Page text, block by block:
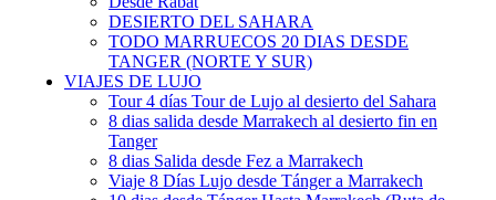
DESIERTO DEL SAHARA
TODO MARRUECOS 20 DIAS DESDE
TANGER (NORTE Y SUR)
VIAJES DE LUJO
Tour 4 días Tour de Lujo al desierto del Sahara
8 dias salida desde Marrakech al desierto fin en
Tanger
8 dias Salida desde Fez a Marrakech
Viaje 8 Días Lujo desde Tánger a Marrakech